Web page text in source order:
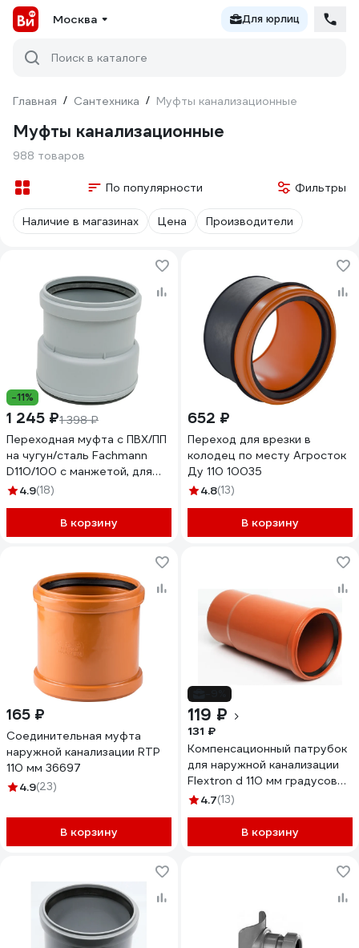
Москва Для юрлиц
Поиск в каталоге
Главная / Сантехника / Муфты канализационные
Муфты канализационные
988 товаров
По популярности Фильтры
Наличие в магазинах Цена Производители
-11%
1 245 ₽1 398 ₽
Переходная муфта с ПВХ/ПП
на чугун/сталь Fachmann
D110/100 с манжетой, для
внутренней канализации
4.9(18)
В корзину
652 ₽
Переход для врезки в
колодец по месту Агросток
Ду 110 10035
4.8(13)
В корзину
165 ₽
Соединительная муфта
наружной канализации RTP
110 мм 36697
4.9(23)
В корзину
119 ₽
131 ₽
Компенсационный патрубок
для наружной канализации
Flextron d 110 мм градусов
142568
4.7(13)
В корзину